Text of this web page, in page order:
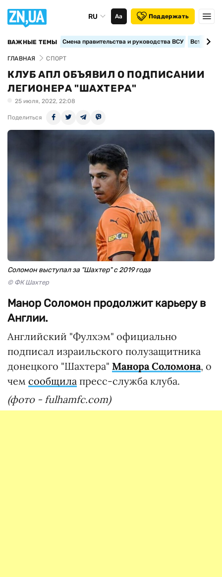
RU Аа Поддержать
ВАЖНЫЕ ТЕМЫ Смена правительства и руководства ВСУ
ГЛАВНАЯ СПОРТ
КЛУБ АПЛ ОБЪЯВИЛ О ПОДПИСАНИИ
ЛЕГИОНЕРА "ШАХТЕРА"
25 июля, 2022, 22:08
Поделиться
Соломон выступал за "Шахтер" с 2019 года
© ФК Шахтер
Манор Соломон продолжит карьеру в
Англии.
Английский "Фулхэм" официально
подписал израильского полузащитника
донецкого "Шахтера" Манора Соломона, о
чем сообщила пресс-служба клуба.
(фото - fulhamfc.com)